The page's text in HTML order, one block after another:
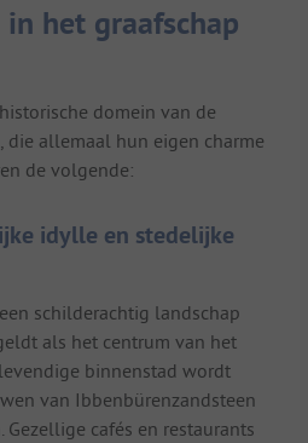
het graafschap
domein van de
die allemaal hun eigen charme
de volgende:
idylle en stedelijke
schilderachtig landschap
als het centrum van het
binnenstad wordt
van Ibbenbürenzandsteen
cafés en restaurants